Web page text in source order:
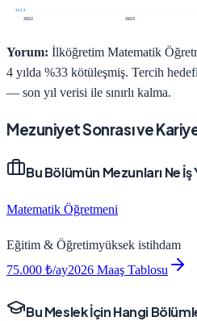
422.3
2022
2023
Yorum: İlköğretim Matematik
4 yılda %33 kötüleşmiş. Tercih
— son yıl verisi ile sınırlı kalma.
Mezuniyet Sonrası ve
Bu Bölümün Mezunları Ne İş
Matematik Öğretmeni
Eğitim & Öğretimyüksek istihdam
75.000 ₺/ay2026 Maaş Tablosu
Bu Meslek İçin Hangi